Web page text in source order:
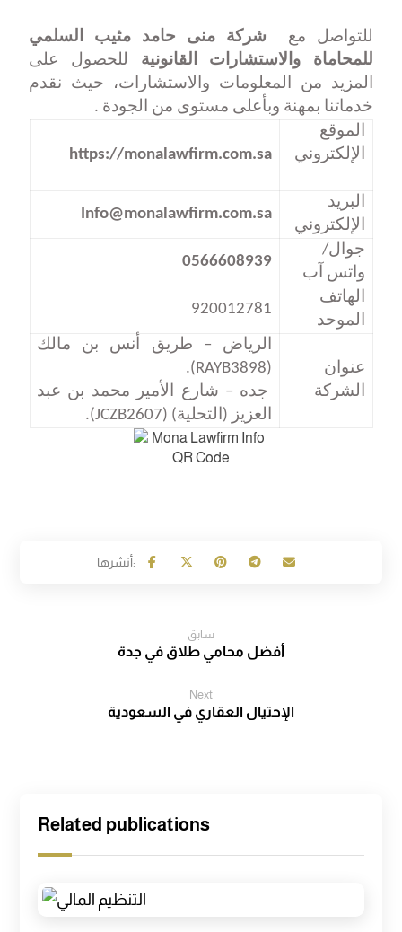
للتواصل مع
شركة منى حامد مثيب السلمي
للمحاماة والاستشارات القانونية للحصول على
المزيد من المعلومات والاستشارات، حيث نقدم
خدماتنا بمهنة وبأعلى مستوى من الجودة .
الموقع
الإلكتروني
https://monalawfirm.com.sa
البريد
الإلكتروني
Info@monalawfirm.com.sa
جوال/
واتس آب
0566608939
الهاتف
الموحد
920012781
عنوان
الشركة
الرياض – طريق أنس بن مالك
(RAYB3898)
.
جده – شارع الأمير محمد بن عبد
العزيز (التحلية) (JCZB2607)
.
سابق
أفضل محامي طلاق في جدة
Next
الإحتيال العقاري في السعودية
Related publications